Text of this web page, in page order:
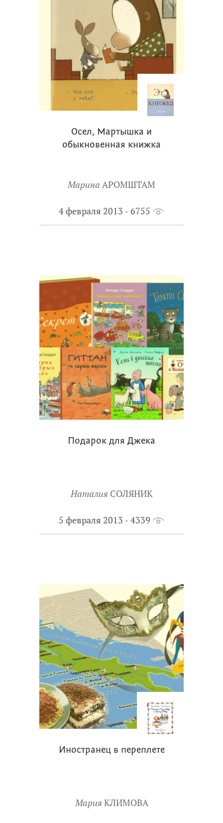
Осел, Мартышка и
обыкновенная книжка
Марина АРОМШТАМ
4 февраля 2013 6755
Подарок для Джека
Наталия СОЛЯНИК
5 февраля 2013 4339
Иностранец в переплете
Мария КЛИМОВА